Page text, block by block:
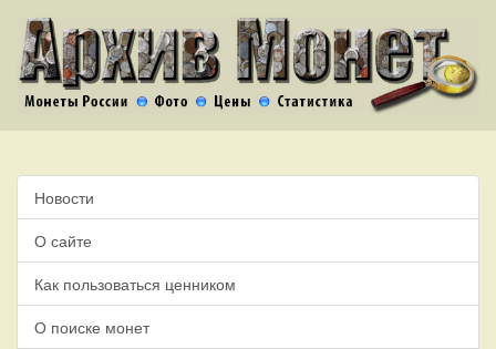
Новости
О сайте
Как пользоваться ценником
О поиске монет